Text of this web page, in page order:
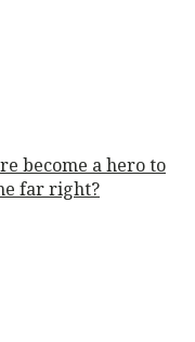
become a hero to
far right?